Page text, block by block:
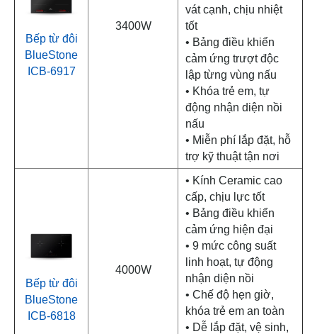
Bếp từ đôi
BlueStone
ICB-6917
3400W
vát cạnh, chịu nhiệt
tốt
• Bảng điều khiển
cảm ứng trượt độc
lập từng vùng nấu
• Khóa trẻ em, tự
động nhận diện nồi
nấu
• Miễn phí lắp đặt, hỗ
trợ kỹ thuật tận nơi
Bếp từ đôi
BlueStone
ICB-6818
4000W
• Kính Ceramic cao
cấp, chịu lực tốt
• Bảng điều khiển
cảm ứng hiện đại
• 9 mức công suất
linh hoạt, tự động
nhận diện nồi
• Chế độ hẹn giờ,
khóa trẻ em an toàn
• Dễ lắp đặt, vệ sinh,